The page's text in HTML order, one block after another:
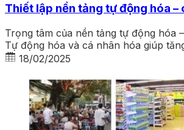
Thiết lập nền tảng tự động hóa
Trọng tâm của nền tảng tự động hóa
Tự động hóa và cá nhân hóa giúp
18/02/2025